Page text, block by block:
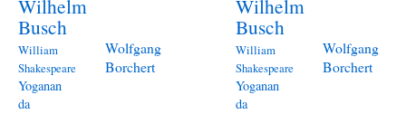
Wilhelm
Busch
William
Shakespeare
Wolfgang
Borchert
Yoganan
da
Wilhelm
Busch
William
Shakespeare
Wolfgang
Borchert
Yoganan
da